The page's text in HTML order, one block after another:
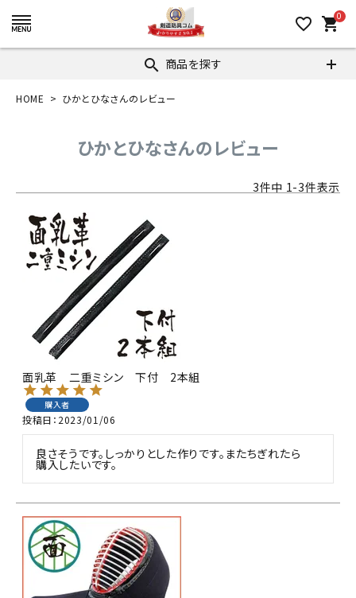
favorite_border 0
shopping_cart
search 商品を探す
HOME ひかとひなさんのレビュー
ひかとひなさんのレビュー
3件中 1-3件表示
面乳革 二重ミシン 下付 2本組
購入者
投稿日 2023/01/06
良さそうです。しっかりとした作りです。またちぎれたら
購入したいです。